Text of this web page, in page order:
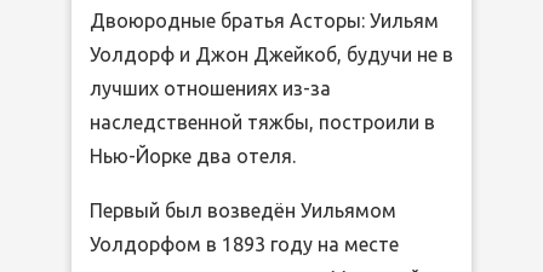
Двоюродные братья Асторы: Уильям
Уолдорф и Джон Джейкоб, будучи не в
лучших отношениях из-за
наследственной тяжбы, построили в
Нью-Йорке два отеля.
Первый был возведён Уильямом
Уолдорфом в 1893 году на месте